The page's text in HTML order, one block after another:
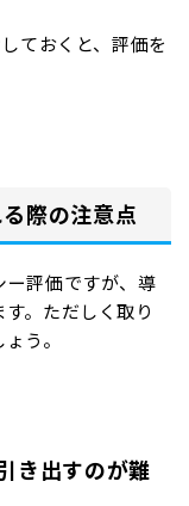
ておくと、評価を
際の注意点
ー評価ですが、導
。ただしく取り
う。
き出すのが難